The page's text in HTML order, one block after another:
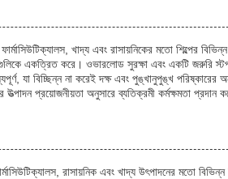
খাদ্য এবং রাসায়নিকের মতো শিল্পের
একত্রিত করে। ওভারলোড সুরক্ষা এবং একটি জরুরি
যা বিচ্ছিন্ন না করেই দক্ষ এবং পুঙ্খানুপুঙ্খ
প্রয়োজনীয়তা অনুসারে ব্যতিক্রমী কর্মক্ষমতা প্রদান
রাসায়নিক এবং খাদ্য উৎপাদনের মতো